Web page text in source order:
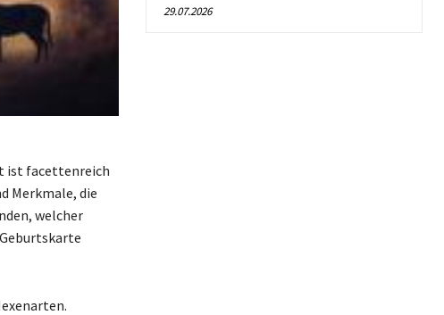
ist facettenreich
Merkmale, die
welcher
29.07.2026